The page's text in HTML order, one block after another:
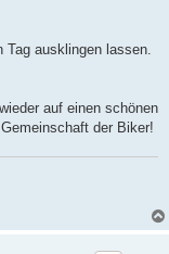
ausklingen lassen.
auf einen schönen
der Biker!